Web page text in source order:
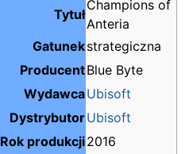
Tytuł
Champions of
Anteria
Gatunekstrategiczna
ProducentBlue Byte
WydawcaUbisoft
DystrybutorUbisoft
Rok produkcji2016